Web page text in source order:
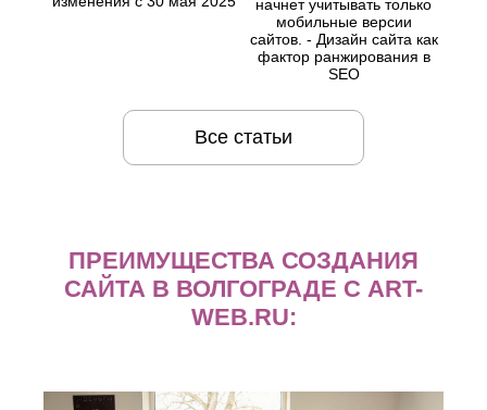
начнет учитывать только
мобильные версии
сайтов. - Дизайн сайта как
фактор ранжирования в
SEO
Все статьи
ПРЕИМУЩЕСТВА СОЗДАНИЯ
САЙТА В ВОЛГОГРАДЕ С ART-
WEB.RU: